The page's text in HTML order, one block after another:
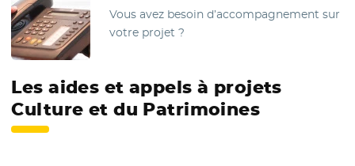
Vous avez besoin d’accompagnement sur
votre projet ?
Les aides et appels à projets
Culture et du Patrimoines